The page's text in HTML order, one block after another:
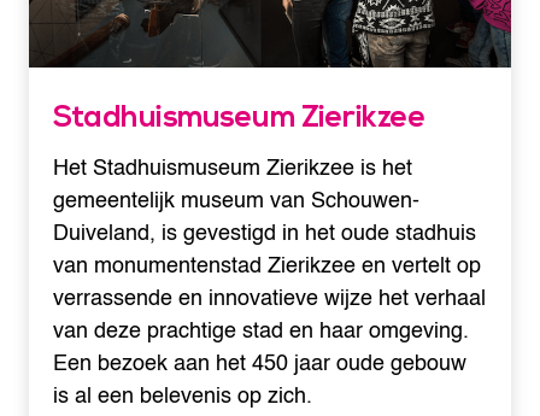
Stadhuismuseum Zierikzee
Het Stadhuismuseum Zierikzee is het
gemeentelijk museum van Schouwen-
Duiveland, is gevestigd in het oude stadhuis
van monumentenstad Zierikzee en vertelt op
verrassende en innovatieve wijze het verhaal
van deze prachtige stad en haar omgeving.
Een bezoek aan het 450 jaar oude gebouw
is al een belevenis op zich.